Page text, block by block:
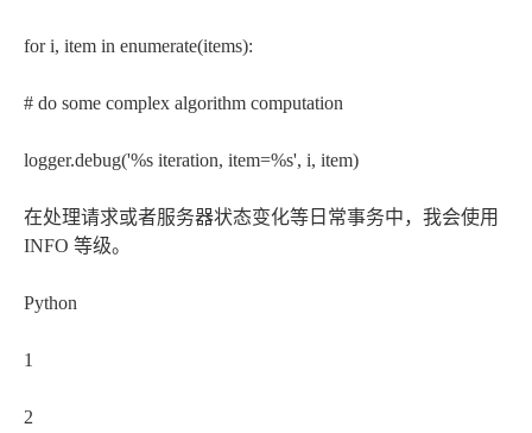
for i, item in enumerate(items):
# do some complex algorithm computation
logger.debug('%s iteration, item=%s', i, item)
在处理请求或者服务器状态变化等日常事务中，我会使用
INFO 等级。
Python
1
2